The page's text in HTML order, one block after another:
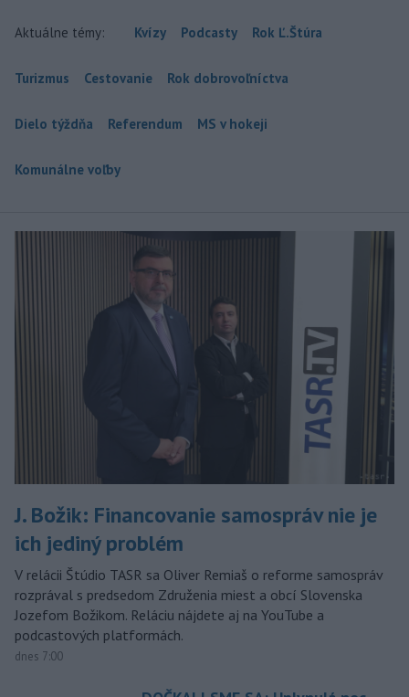
Aktuálne témy: Kvízy Podcasty Rok Ľ.Štúra
Turizmus Cestovanie Rok dobrovoľníctva
Dielo týždňa Referendum MS v hokeji
Komunálne voľby
J. Božik: Financovanie samospráv nie je
ich jediný problém
V relácii Štúdio TASR sa Oliver Remiaš o reforme samospráv
rozprával s predsedom Združenia miest a obcí Slovenska
Jozefom Božikom. Reláciu nájdete aj na YouTube a
podcastových platformách.
dnes 7:00